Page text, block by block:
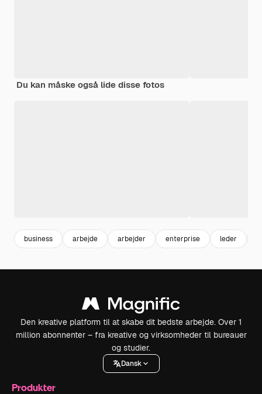
Du kan måske også lide disse fotos
business arbejde arbejder enterprise leder
Den kreative platform til at skabe dit bedste arbejde. Over 1
million abonnenter – fra kreative og virksomheder til bureauer
og studier.
Dansk
Produkter